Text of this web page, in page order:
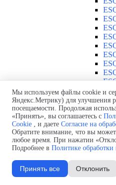
Мы используем файлы cookie и
Яндекс.Метрику) для улучшения
посещаемости. Продолжая
«Принять», вы соглашаетесь с
Cookie , и даете Согласие на
Обратите внимание, что вы
любое время. При нажатии
Подробнее в Политике
Принять все Отклонить